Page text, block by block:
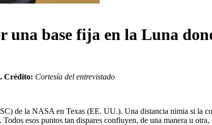
una base fija en la Luna
. Crédito: Cortesía del entrevistado
de la NASA en Texas (EE. UU.). Una distancia nimia si la
esos puntos tan dispares confluyen, de una manera u